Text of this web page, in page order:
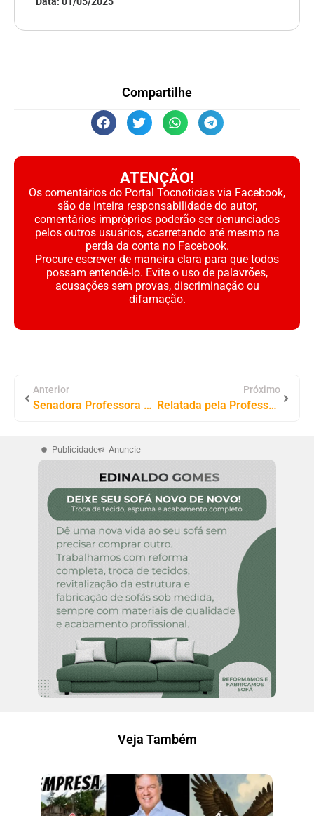
Compartilhe
ATENÇÃO!
Os comentários do Portal Tocnoticias via Facebook,
são de inteira responsabilidade do autor,
comentários impróprios poderão ser denunciados
pelos outros usuários, acarretando até mesmo na
perda da conta no Facebook.
Procure escrever de maneira clara para que todos
possam entendê-lo. Evite o uso de palavrões,
acusações sem provas, discriminação ou
difamação.
Anterior
Senadora Professora Dorinha destina mais de R$ 11 milhões para construção de Escola de Tempo Integral em Palmeirópolis
Próximo
Relatada pela Professora Dorinha, sancionada Lei que amplia financiamento à economia criativa via fundos constitucionais
Publicidade Anuncie
Veja Também